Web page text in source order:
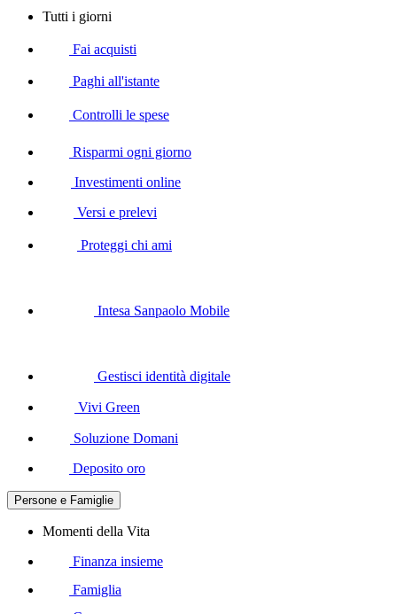
Tutti i giorni
Fai acquisti
Paghi all'istante
Controlli le spese
Risparmi ogni giorno
Investimenti online
Versi e prelevi
Proteggi chi ami
Intesa Sanpaolo Mobile
Gestisci identità digitale
Vivi Green
Soluzione Domani
Deposito oro
Persone e Famiglie
Momenti della Vita
Finanza insieme
Famiglia